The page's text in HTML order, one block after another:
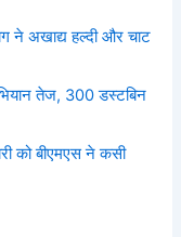
ने अखाद्य हल्दी और चाट
तेज, 300 डस्टबिन
को बीएमएस ने कसी